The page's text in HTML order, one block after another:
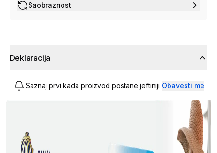
Saobraznost
Deklaracija
Saznaj prvi kada proizvod postane jeftiniji Obavesti me